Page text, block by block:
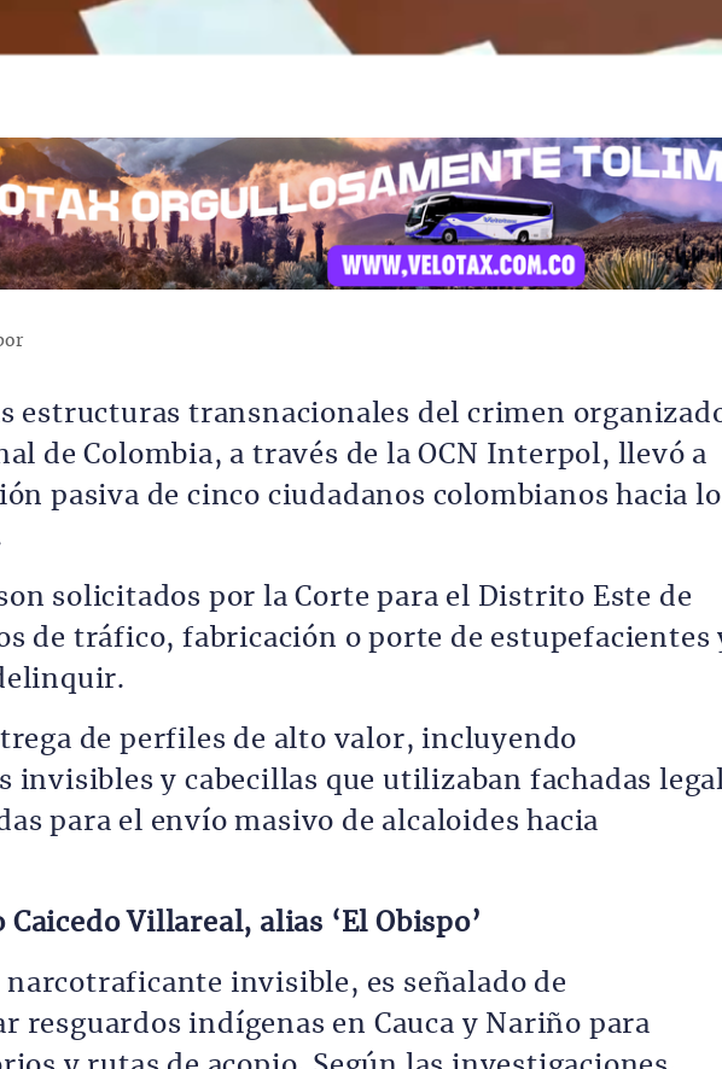
estructuras transnacionales del crimen
de Colombia, a través de la OCN Interpol, llevó a
pasiva de cinco ciudadanos colombianos hacia
solicitados por la Corte para el Distrito Este de
de tráfico, fabricación o porte de estupefacientes
de perfiles de alto valor, incluyendo
invisibles y cabecillas que utilizaban fachadas
para el envío masivo de alcaloides hacia
Villareal, alias ‘El Obispo’
narcotraficante invisible, es señalado de
resguardos indígenas en Cauca y Nariño para